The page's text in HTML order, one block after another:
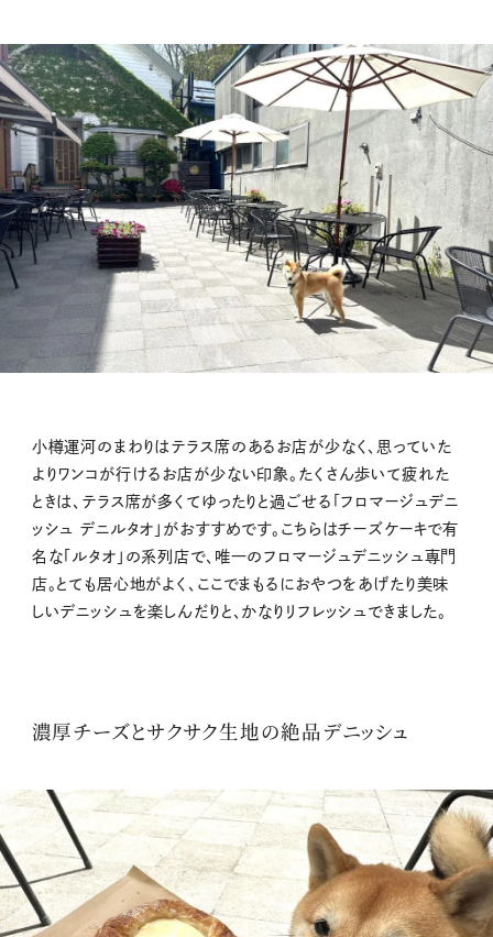
小樽運河のまわりはテラス席のあるお店が少なく、思っていた
よりワンコが行けるお店が少ない印象。たくさん歩いて疲れた
ときは、テラス席が多くてゆったりと過ごせる「フロマージュデニ
ッシュ デニルタオ」がおすすめです。こちらはチーズケーキで有
名な「ルタオ」の系列店で、唯一のフロマージュデニッシュ専門
店。とても居心地がよく、ここでまもるにおやつをあげたり美味
しいデニッシュを楽しんだりと、かなりリフレッシュできました。
濃厚チーズとサクサク生地の絶品デニッシュ